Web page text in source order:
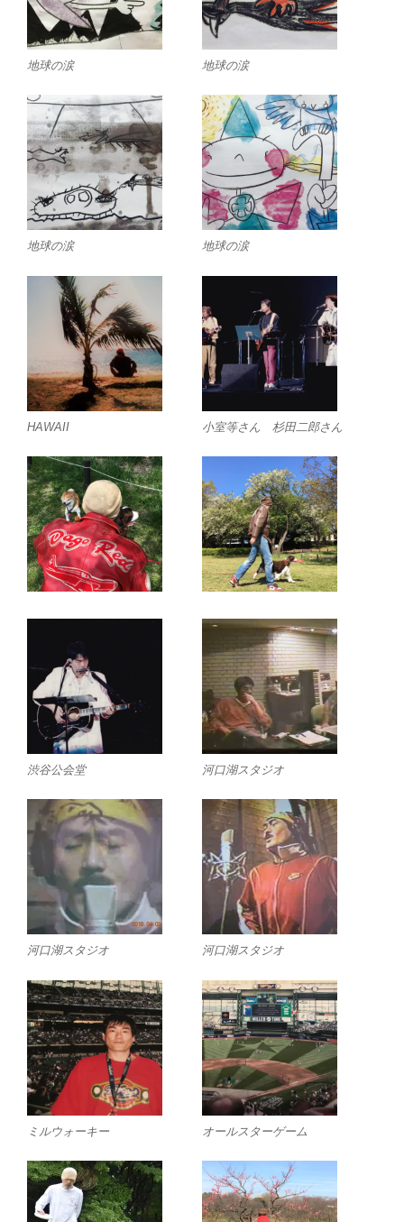
地球の涙 地球の涙
地球の涙 地球の涙
HAWAII 小室等さん 杉田二郎さん
渋谷公会堂 河口湖スタジオ
河口湖スタジオ 河口湖スタジオ
ミルウォーキー オールスターゲーム